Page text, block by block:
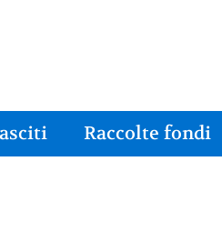
Raccolte fondi